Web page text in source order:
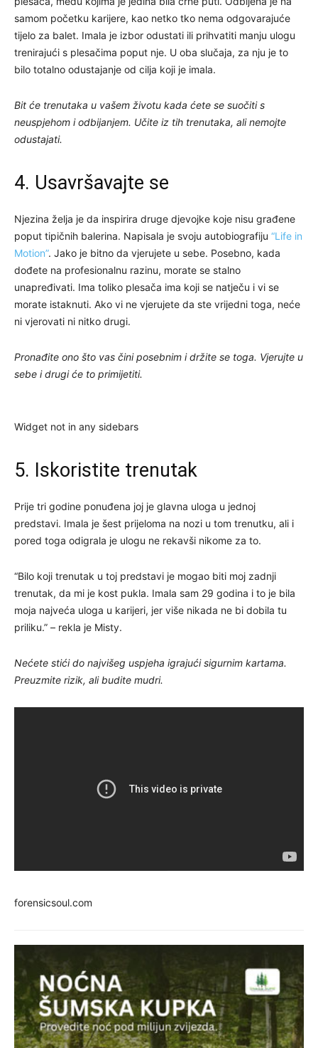
samom početku karijere, kao netko tko nema odgovarajuće
tijelo za balet. Imala je izbor odustati ili prihvatiti manju ulogu
trenirajući s plesačima poput nje. U oba slučaja, za nju je to
bilo totalno odustajanje od cilja koji je imala.
Bit će trenutaka u vašem životu kada ćete se suočiti s
neuspjehom i odbijanjem. Učite iz tih trenutaka, ali nemojte
odustajati.
4. Usavršavajte se
Njezina želja je da inspirira druge djevojke koje nisu građene
poput tipičnih balerina. Napisala je svoju autobiografiju “Life in
Motion”. Jako je bitno da vjerujete u sebe. Posebno, kada
dođete na profesionalnu razinu, morate se stalno
unapređivati. Ima toliko plesača ima koji se natječu i vi se
morate istaknuti. Ako vi ne vjerujete da ste vrijedni toga, neće
ni vjerovati ni nitko drugi.
Pronađite ono što vas čini posebnim i držite se toga. Vjerujte u
sebe i drugi će to primijetiti.
Widget not in any sidebars
5. Iskoristite trenutak
Prije tri godine ponuđena joj je glavna uloga u jednoj
predstavi. Imala je šest prijeloma na nozi u tom trenutku, ali i
pored toga odigrala je ulogu ne rekavši nikome za to.
“Bilo koji trenutak u toj predstavi je mogao biti moj zadnji
trenutak, da mi je kost pukla. Imala sam 29 godina i to je bila
moja najveća uloga u karijeri, jer više nikada ne bi dobila tu
priliku.” – rekla je Misty.
Nećete stići do najvišeg uspjeha igrajući sigurnim kartama.
Preuzmite rizik, ali budite mudri.
forensicsoul.com